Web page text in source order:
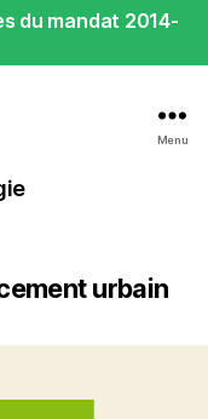
du mandat 2014-
Menu
urbain